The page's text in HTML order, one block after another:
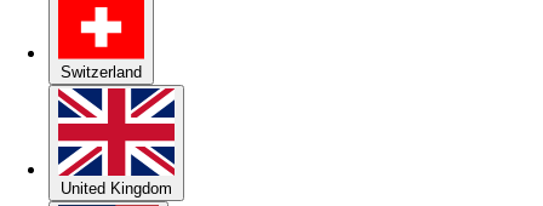
Switzerland
United Kingdom